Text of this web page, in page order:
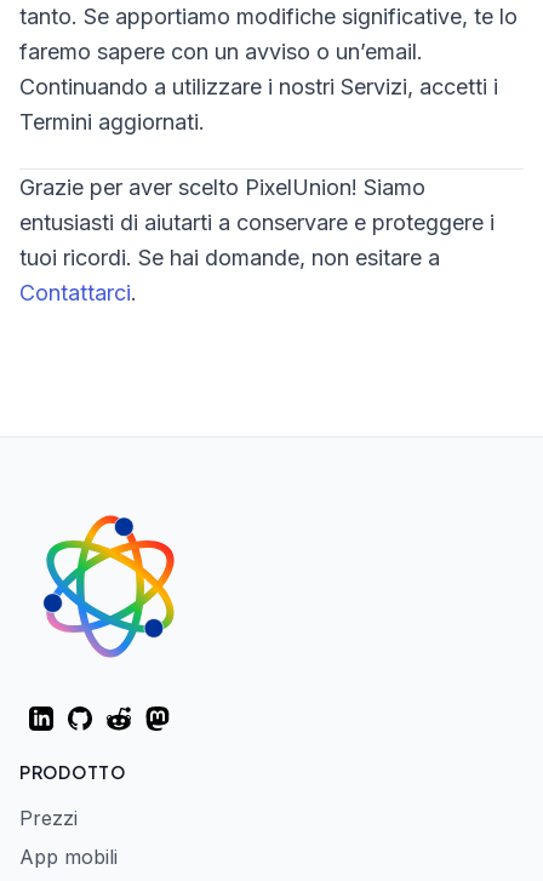
tanto. Se apportiamo modifiche significative, te lo
faremo sapere con un avviso o un’email.
Continuando a utilizzare i nostri Servizi, accetti i
Termini aggiornati.
Grazie per aver scelto PixelUnion! Siamo
entusiasti di aiutarti a conservare e proteggere i
tuoi ricordi. Se hai domande, non esitare a
Contattarci.
LinkedInGitHubRedditMastodon
PRODOTTO
Prezzi
App mobili